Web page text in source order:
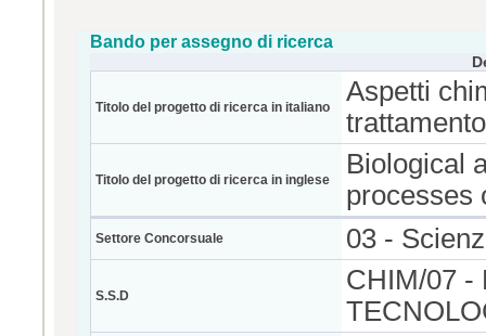
Bando per assegno di ricerca
Titolo del progetto di ricerca in italiano
Aspetti
Titolo del progetto di ricerca in inglese
Biological
processes
Settore Concorsuale 03 -
S.S.D
CHIM/07 -